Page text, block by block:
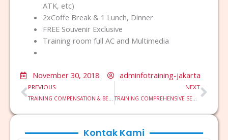
ATK, etc)
2xCoffe Break & 1 Lunch, Dinner
FREE Souvenir Exclusive
Training room full AC and Multimedia
November 30, 2018 adminfotraining-jakarta
Prev
PREVIOUS
TRAINING COMPENSATION & BENEFIT SYSTEM
NEXT
TRAINING COMPREHENSIVE SECRETARY DEVELOPMENT PROGRAM
Kontak Kami